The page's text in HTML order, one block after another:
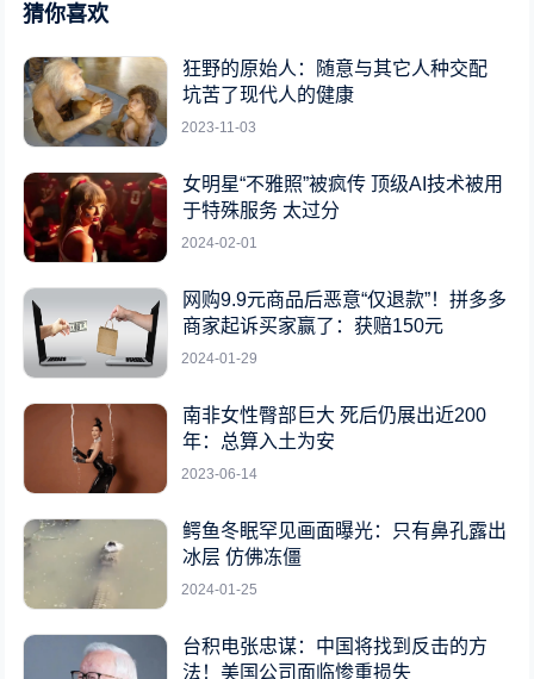
猜你喜欢
狂野的原始人：随意与其它人种交配
坑苦了现代人的健康
2023-11-03
女明星“不雅照”被疯传 顶级AI技术被用
于特殊服务 太过分
2024-02-01
网购9.9元商品后恶意“仅退款”！拼多多
商家起诉买家赢了：获赔150元
2024-01-29
南非女性臀部巨大 死后仍展出近200
年：总算入土为安
2023-06-14
鳄鱼冬眠罕见画面曝光：只有鼻孔露出
冰层 仿佛冻僵
2024-01-25
台积电张忠谋：中国将找到反击的方
法！美国公司面临惨重损失